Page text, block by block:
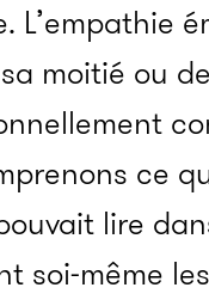
L’empathie
moitié ou
ce
lire
soi-même